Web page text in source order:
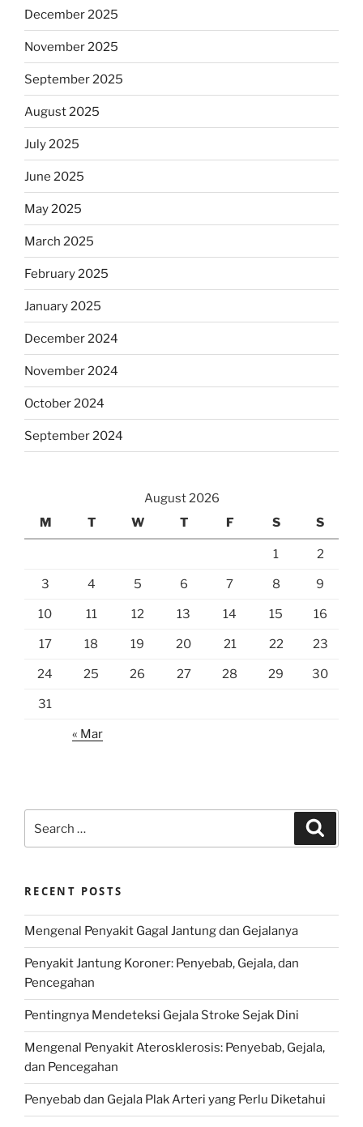
December 2025
November 2025
September 2025
August 2025
July 2025
June 2025
May 2025
March 2025
February 2025
January 2025
December 2024
November 2024
October 2024
September 2024
August 2026
M
T W T F S S
1 2
3 4 5 6 7 8 9
10 11 12 13 14 15 16
17 18 19 20 21 22 23
24 25 26 27 28 29 30
31
« Mar
for:
RECENT POSTS
Mengenal Penyakit Gagal Jantung dan Gejalanya
Penyakit Jantung Koroner: Penyebab, Gejala, dan
Pencegahan
Pentingnya Mendeteksi Gejala Stroke Sejak Dini
Mengenal Penyakit Aterosklerosis: Penyebab, Gejala,
dan Pencegahan
Penyebab dan Gejala Plak Arteri yang Perlu Diketahui